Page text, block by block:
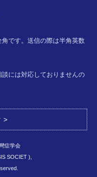
角です。送信の際は半角英数
には対応しておりませんの
症学会
SOCIET ),